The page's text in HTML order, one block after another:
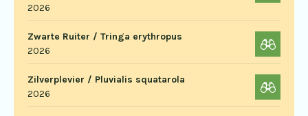
2026
Zwarte Ruiter / Tringa erythropus
2026
Zilverplevier / Pluvialis squatarola
2026